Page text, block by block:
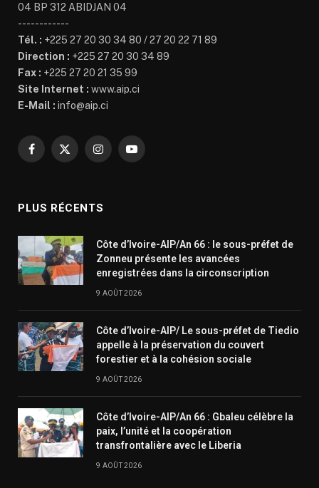
04 BP 312 ABIDJAN 04
------------
Tél. : +225 27 20 30 34 80 / 27 20 22 71 89
Direction : +225 27 20 30 34 89
Fax : +225 27 20 21 35 99
Site Internet : www.aip.ci
E-Mail : info@aip.ci
Facebook
X
InstagramYouTube
PLUS RÉCENTS
Côte d’Ivoire-AIP/An 66 : le sous-préfet de
Zonneu présente les avancées
enregistrées dans la circonscription
9 AOÛT 2026
Côte d’Ivoire-AIP/ Le sous-préfet de Tiedio
appelle à la préservation du couvert
forestier et à la cohésion sociale
9 AOÛT 2026
Côte d’Ivoire-AIP/An 66 : Gbaleu célèbre la
paix, l’unité et la coopération
transfrontalière avec le Liberia
9 AOÛT 2026